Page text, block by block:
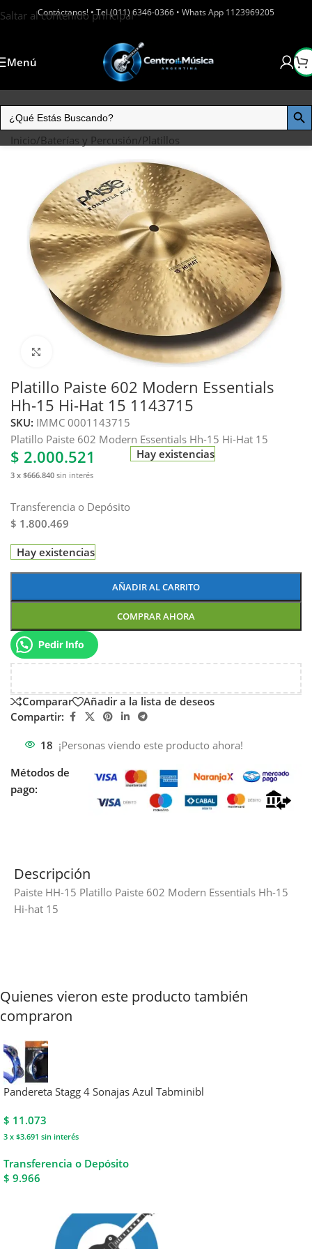
Saltar al contenido principal
Contáctanos! • Tel (011) 6346-0366 • Whats App 1123969205
Menú
Inicio/Baterías y Percusión/Platillos
Haga clic para ampliar
Platillo Paiste 602 Modern Essentials
Hh-15 Hi-Hat 15 1143715
SKU: IMMC 0001143715
Platillo Paiste 602 Modern Essentials Hh-15 Hi-Hat 15
$ 2.000.521
3 x $666.840 sin interés
Transferencia o Depósito
$ 1.800.469
Hay existencias
Hay existencias
AÑADIR AL CARRITO
COMPRAR AHORA
Pedir Info
Comparar
Añadir a la lista de deseos
Compartir:
18 ¡Personas viendo este producto ahora!
Métodos de
pago:
Descripción
Paiste HH-15 Platillo Paiste 602 Modern Essentials Hh-15
Hi-hat 15
Quienes vieron este producto también
compraron
Pandereta Stagg 4 Sonajas Azul Tabminibl
$ 11.073
3 x $3.691 sin interés
Transferencia o Depósito
$ 9.966